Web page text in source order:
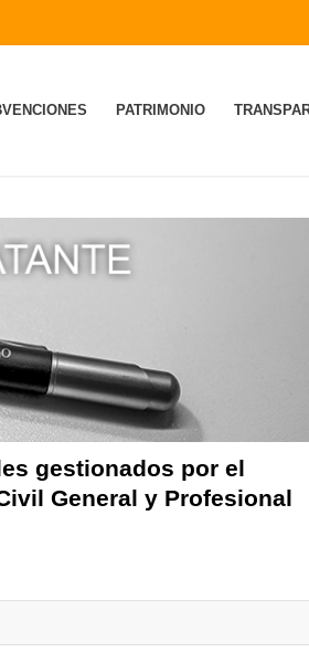
PATRIMONIO
gestionados por el
General y Profesional